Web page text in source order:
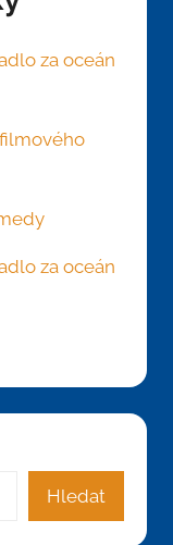
za oceán
za oceán
Hledat